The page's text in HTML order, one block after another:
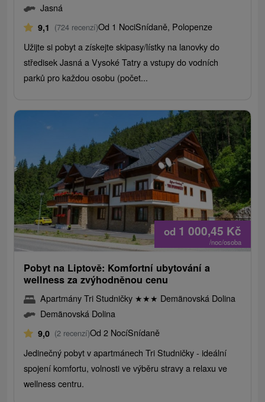
Jasná
9,1 (724 recenzí)Od 1 NociSnídaně, Polopenze
Užijte si pobyt a získejte skipasy/lístky na lanovky do
středisek Jasná a Vysoké Tatry a vstupy do vodních
parků pro každou osobu (počet...
od 1 000,45 Kč
/noc/osoba
Pobyt na Liptově: Komfortní ubytování a
wellness za zvýhodněnou cenu
Apartmány Tri Studničky ★★★ Demänovská Dolina
Demänovská Dolina
9,0 (2 recenzí)Od 2 NocíSnídaně
Jedinečný pobyt v apartmánech Tri Studničky - ideální
spojení komfortu, volnosti ve výběru stravy a relaxu ve
wellness centru.